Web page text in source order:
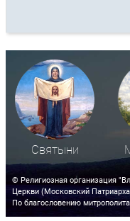
Святыни
© Религиозная организация
Церкви (Московский
По благословению